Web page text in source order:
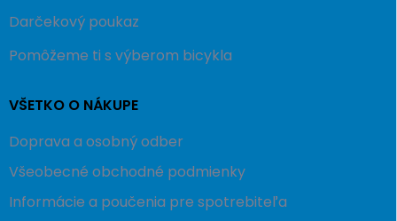
Darčekový poukaz
Pomôžeme ti s výberom bicykla
VŠETKO O NÁKUPE
Doprava a osobný odber
Všeobecné obchodné podmienky
Informácie a poučenia pre spotrebiteľa